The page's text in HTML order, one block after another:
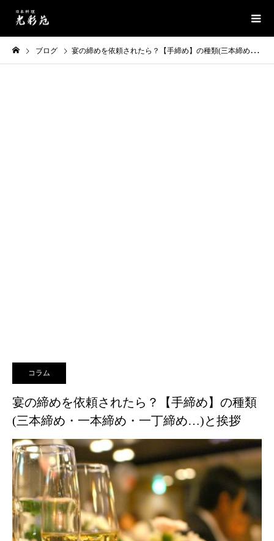
ブログ 宴の締めを依頼されたら？【手締め】の種類(三本締め・一本締め・一丁締め…)と挨拶
コラム
宴の締めを依頼されたら？【手締め】の種類
(三本締め・一本締め・一丁締め…)と挨拶